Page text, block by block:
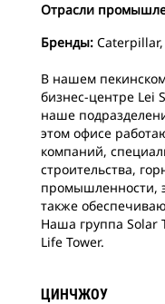
Отрасли
Бренды: Caterpillar,
В нашем
бизнес-центре Lei
наше
этом офисе
компаний,
строительства,
промышленности,
также
Наша группа Solar
Life Tower.
ЦИНЧЖОУ